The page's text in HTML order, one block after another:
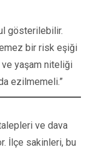
gösterilebilir.
bir risk eşiği
ve yaşam niteliği
ezilmemeli.”
ve dava
İlçe sakinleri, bu